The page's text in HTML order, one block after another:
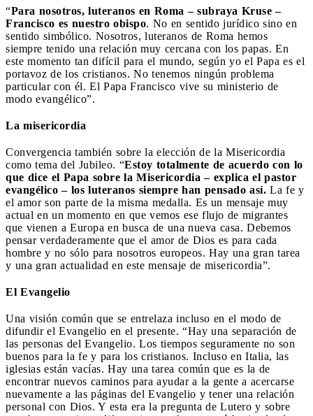
“Para nosotros, luteranos en Roma – subraya Kruse –
Francisco es nuestro obispo. No en sentido jurídico sino en
sentido simbólico. Nosotros, luteranos de Roma hemos
siempre tenido una relación muy cercana con los papas. En
este momento tan difícil para el mundo, según yo el Papa es el
portavoz de los cristianos. No tenemos ningún problema
particular con él. El Papa Francisco vive su ministerio de
modo evangélico”.
La misericordia
Convergencia también sobre la elección de la Misericordia
como tema del Jubileo. “Estoy totalmente de acuerdo con lo
que dice el Papa sobre la Misericordia – explica el pastor
evangélico – los luteranos siempre han pensado así. La fe y
el amor son parte de la misma medalla. Es un mensaje muy
actual en un momento en que vemos ese flujo de migrantes
que vienen a Europa en busca de una nueva casa. Debemos
pensar verdaderamente que el amor de Dios es para cada
hombre y no sólo para nosotros europeos. Hay una gran tarea
y una gran actualidad en este mensaje de misericordia”.
El Evangelio
Una visión común que se entrelaza incluso en el modo de
difundir el Evangelio en el presente. “Hay una separación de
las personas del Evangelio. Los tiempos seguramente no son
buenos para la fe y para los cristianos. Incluso en Italia, las
iglesias están vacías. Hay una tarea común que es la de
encontrar nuevos caminos para ayudar a la gente a acercarse
nuevamente a las páginas del Evangelio y tener una relación
personal con Dios. Y esta era la pregunta de Lutero y sobre